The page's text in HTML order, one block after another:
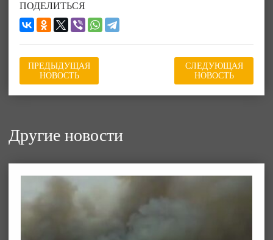
ПОДЕЛИТЬСЯ
ПРЕДЫДУЩАЯ
НОВОСТЬ
СЛЕДУЮЩАЯ
НОВОСТЬ
Другие новости